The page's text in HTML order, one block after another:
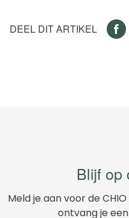
DEEL DIT ARTIKEL
Blijf op
Meld je aan voor de
ontvang je